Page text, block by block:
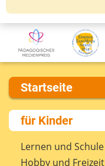
Startseite
Über uns
Presse
Kontakt
Impressum
für Kinder
Lernen und Schule
Hobby und Freizeit